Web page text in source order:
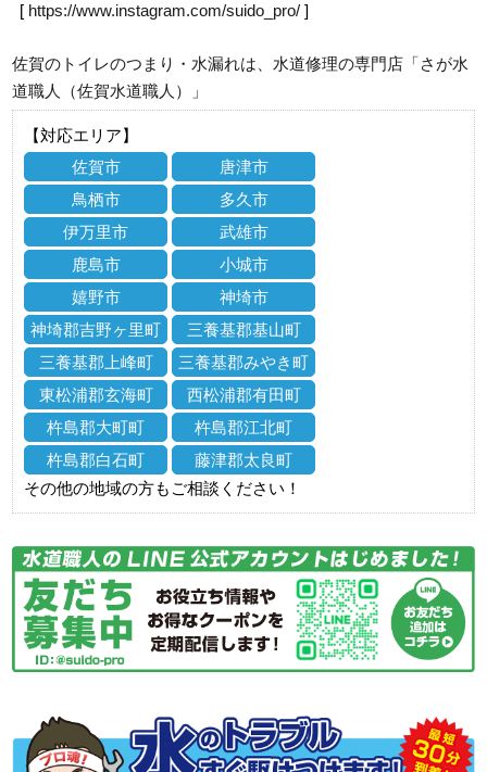
[ https://www.instagram.com/suido_pro/ ]
佐賀のトイレのつまり・水漏れは、水道修理の専門店「さが水
道職人（佐賀水道職人）」
【対応エリア】
佐賀市
唐津市
鳥栖市
多久市
伊万里市
武雄市
鹿島市
小城市
嬉野市
神埼市
神埼郡吉野ヶ里町
三養基郡基山町
三養基郡上峰町
三養基郡みやき町
東松浦郡玄海町
西松浦郡有田町
杵島郡大町町
杵島郡江北町
杵島郡白石町
藤津郡太良町
その他の地域の方もご相談ください！